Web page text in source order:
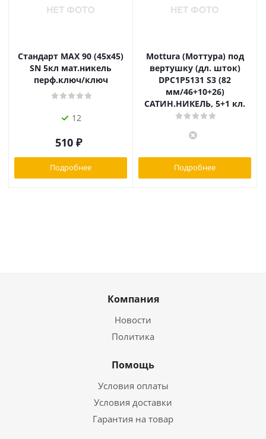
Стандарт MAX 90 (45х45)
SN 5кл мат.никель
перф.ключ/ключ
12
510 ₽
Подробнее
Mottura (Моттура) под
вертушку (дл. шток)
DPC1P5131 S3 (82
мм/46+10+26)
САТИН.НИКЕЛЬ, 5+1 кл.
Подробнее
Компания
Новости
Политика
Помощь
Условия оплаты
Условия доставки
Гарантия на товар